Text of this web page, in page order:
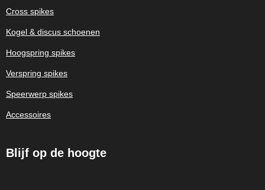
Cross spikes
Kogel & discus schoenen
Hoogspring spikes
Verspring spikes
Speerwerp spikes
Accessoires
Blijf op de hoogte